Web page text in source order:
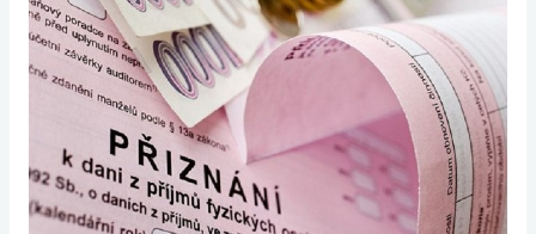
daňovou
optimalizací
pro
osoby